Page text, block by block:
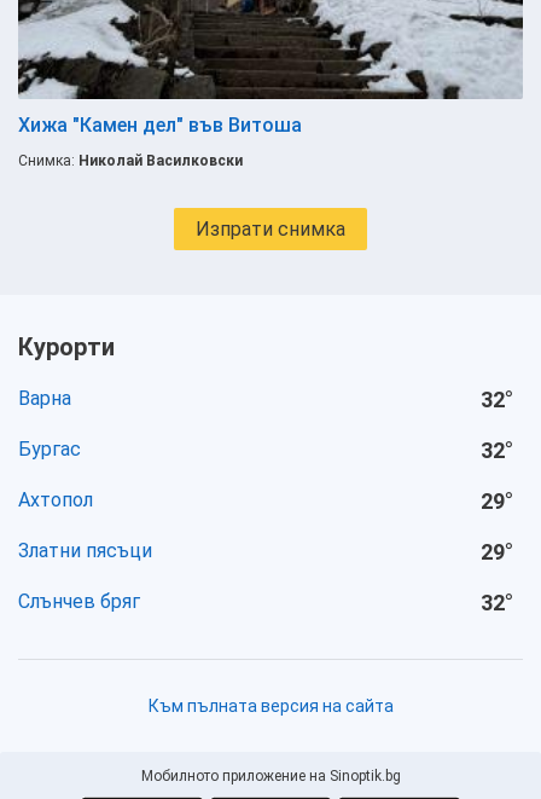
Хижа "Камен дел" във Витоша
Снимка: Николай Василковски
Изпрати снимка
Курорти
Варна 32°
Бургас 32°
Ахтопол 29°
Златни пясъци 29°
Слънчев бряг 32°
Към пълната версия на сайта
Мобилното приложение на Sinoptik.bg